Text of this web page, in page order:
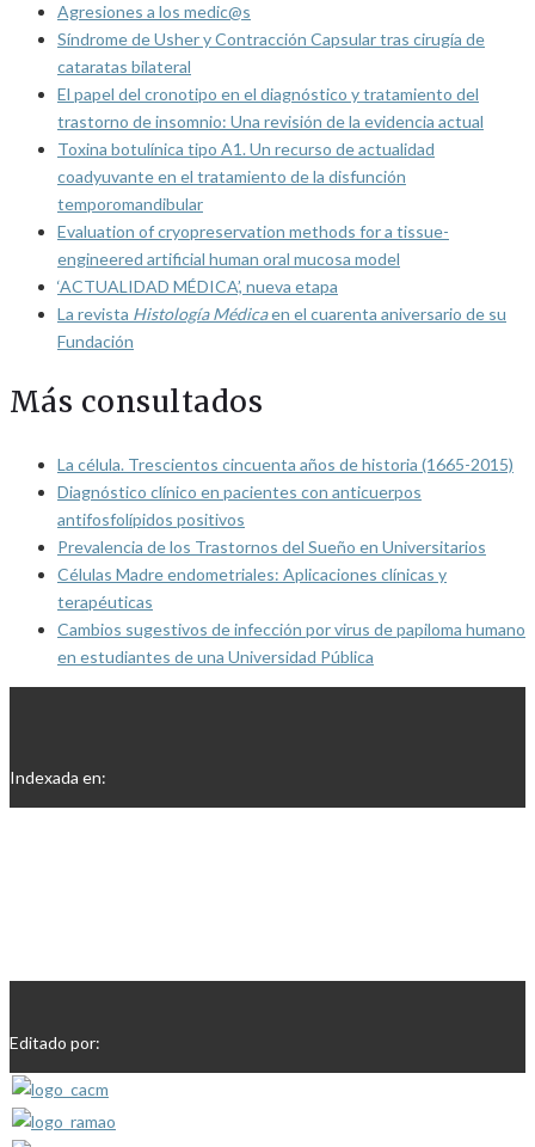
Agresiones a los medic@s
Síndrome de Usher y Contracción Capsular tras cirugía de
cataratas bilateral
El papel del cronotipo en el diagnóstico y tratamiento del
trastorno de insomnio: Una revisión de la evidencia actual
Toxina botulínica tipo A1. Un recurso de actualidad
coadyuvante en el tratamiento de la disfunción
temporomandibular
Evaluation of cryopreservation methods for a tissue-
engineered artificial human oral mucosa model
‘ACTUALIDAD MÉDICA’, nueva etapa
La revista Histología Médicaen el cuarenta aniversario de su
Fundación
Más consultados
La célula. Trescientos cincuenta años de historia (1665-2015)
Diagnóstico clínico en pacientes con anticuerpos
antifosfolípidos positivos
Prevalencia de los Trastornos del Sueño en Universitarios
Células Madre endometriales: Aplicaciones clínicas y
terapéuticas
Cambios sugestivos de infección por virus de papiloma humano
en estudiantes de una Universidad Pública
Indexada en:
Editado por: